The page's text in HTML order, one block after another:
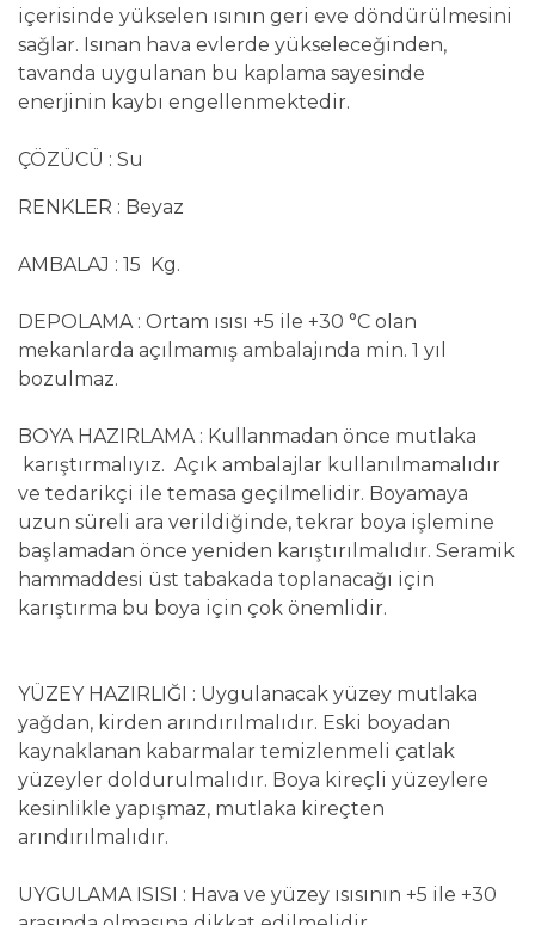
içerisinde yükselen ısının geri eve döndürülmesini
sağlar. Isınan hava evlerde yükseleceğinden,
tavanda uygulanan bu kaplama sayesinde
enerjinin kaybı engellenmektedir.
ÇÖZÜCÜ : Su
RENKLER : Beyaz
AMBALAJ : 15 Kg.
DEPOLAMA : Ortam ısısı +5 ile +30 °C olan
mekanlarda açılmamış ambalajında min. 1 yıl
bozulmaz.
BOYA HAZIRLAMA : Kullanmadan önce mutlaka
karıştırmalıyız. Açık ambalajlar kullanılmamalıdır
ve tedarikçi ile temasa geçilmelidir. Boyamaya
uzun süreli ara verildiğinde, tekrar boya işlemine
başlamadan önce yeniden karıştırılmalıdır. Seramik
hammaddesi üst tabakada toplanacağı için
karıştırma bu boya için çok önemlidir.
YÜZEY HAZIRLIĞI : Uygulanacak yüzey mutlaka
yağdan, kirden arındırılmalıdır. Eski boyadan
kaynaklanan kabarmalar temizlenmeli çatlak
yüzeyler doldurulmalıdır. Boya kireçli yüzeylere
kesinlikle yapışmaz, mutlaka kireçten
arındırılmalıdır.
UYGULAMA ISISI : Hava ve yüzey ısısının +5 ile +30